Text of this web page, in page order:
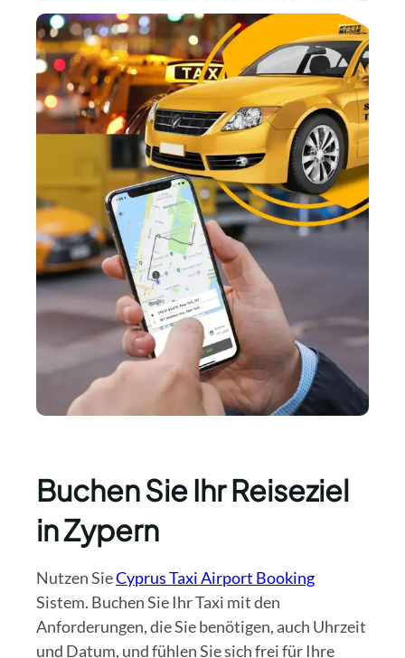
Buchen Sie Ihr Reiseziel
in Zypern
Nutzen SieCyprus Taxi Airport Booking
Sistem. Buchen Sie Ihr Taxi mit den
Anforderungen, die Sie benötigen, auch Uhrzeit
und Datum, und fühlen Sie sich frei für Ihre